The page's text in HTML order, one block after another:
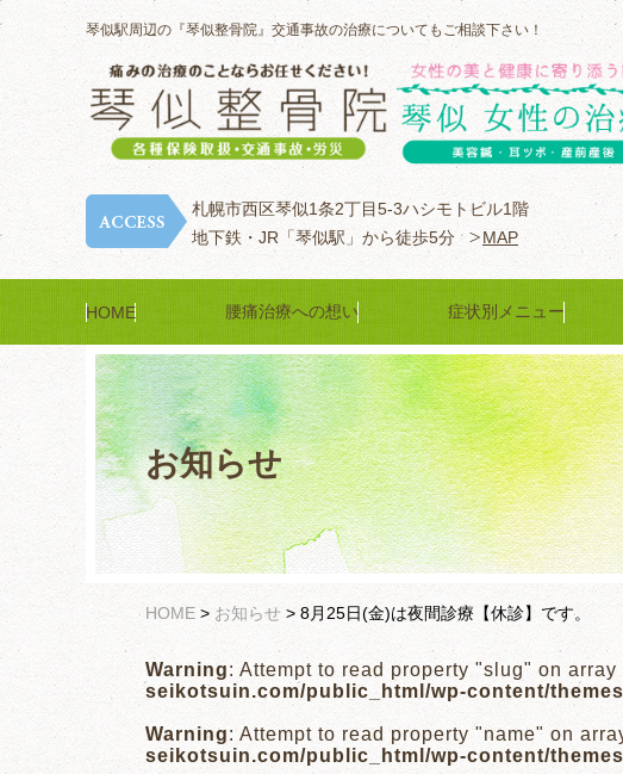
琴似駅周辺の『琴似整骨院』交通事故の治療についてもご相談下さい！
札幌市西区琴似1条2丁目5-3ハシモトビル1階
地下鉄・JR「琴似駅」から徒歩5分
MAP
HOME 腰痛治療への想い 症状別メニュー
お知らせ
HOME > お知らせ > 8月25日(金)は夜間診療【休診】です。
Warning: Attempt to read property "slug" on array
seikotsuin.com/public_html/wp-content/
Warning: Attempt to read property "name" on
seikotsuin.com/public_html/wp-content/